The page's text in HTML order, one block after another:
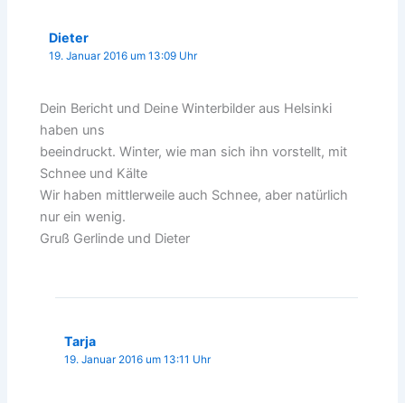
Dieter
19. Januar 2016 um 13:09 Uhr
Dein Bericht und Deine Winterbilder aus Helsinki
haben uns
beeindruckt. Winter, wie man sich ihn vorstellt, mit
Schnee und Kälte
Wir haben mittlerweile auch Schnee, aber natürlich
nur ein wenig.
Gruß Gerlinde und Dieter
Tarja
19. Januar 2016 um 13:11 Uhr